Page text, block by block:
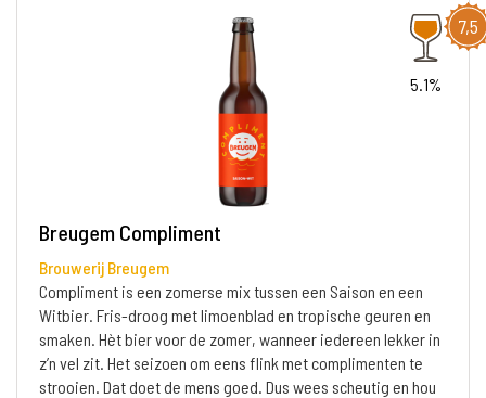
7,5
5.1%
Breugem Compliment
Brouwerij Breugem
Compliment is een zomerse mix tussen een Saison en een
Witbier. Fris-droog met limoenblad en tropische geuren en
smaken. Hèt bier voor de zomer, wanneer iedereen lekker in
z’n vel zit. Het seizoen om eens flink met complimenten te
strooien. Dat doet de mens goed. Dus wees scheutig en hou